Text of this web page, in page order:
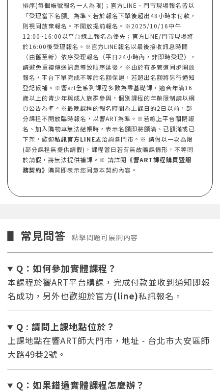
排序(每個帳號報名一人為限)；官方LINE、門市現場報名皆以
「受理當下名額」為準。若於報名下單後超出48小時未付款，
則視同放棄報名。不開放提前報名。※2025/10/16中午
12:00~16:00以平台線上報名為優先；官方LINE/門市現場將
於16:00後受理報名。※官方LINE報名以最後接收訊息時間
（由舊至新）依序受理報名（平日24小時內，非即時受理），
請避免重複傳送訊息導致順序延後。※由於有多管道同步開放
報名，平台下單完成不等於名額保證，若超出名額將另行通知
登記候補。※響art全系列課程多數為零基礎課，適合年滿16
歲以上的青少年與成人族群參與，個別課程的年齡限制請以網
頁公告為準。※最晚課程的報名時間為上課日的2日以前，部
分課程不開放臨時報名，以響ART為準。※若線上平台關閉報
名、加入購物車無法結帳時，表示名額即將額滿、已額滿或已
下架，歡迎私訊官方LINE或洽詢各門市。※ 請假以一次為限
(部分課程無提供請假)，課程當日若有無故曠課情形，不等同
於請假，將無法提供補課。※ 請詳閱 《響ART課程購買暨服
務契約》 購買即表示您同意本契約內容。
▋ 常見問答 點擊問題可展開內容
Q：如何參加實體課程？
本課程於響ART平台購課，完成付款並收到通知即報
名成功，另外也歡迎於官方(line)私訊報名。
Q : 請問上課地點位於？
上課地點在響ART師大門市，地址 - 台北市大安區師
大路49巷2號。
Q：如果錯過實體課程怎麼辦？